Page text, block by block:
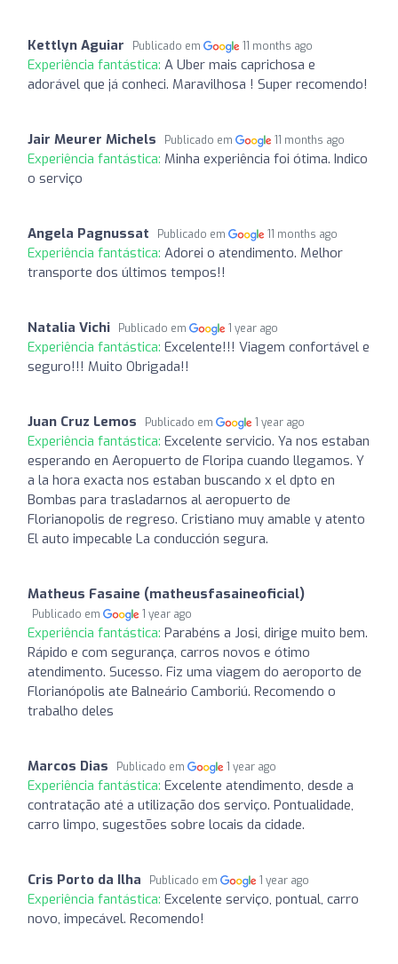
Kettlyn Aguiar Publicado em 11 months ago
Experiência fantástica: A Uber mais caprichosa e
adorável que já conheci. Maravilhosa ! Super recomendo!
Jair Meurer Michels Publicado em 11 months ago
Experiência fantástica: Minha experiência foi ótima. Indico
o serviço
Angela Pagnussat Publicado em 11 months ago
Experiência fantástica: Adorei o atendimento. Melhor
transporte dos últimos tempos!!
Natalia Vichi Publicado em 1 year ago
Experiência fantástica: Excelente!!! Viagem confortável e
seguro!!! Muito Obrigada!!
Juan Cruz Lemos Publicado em 1 year ago
Experiência fantástica: Excelente servicio. Ya nos estaban
esperando en Aeropuerto de Floripa cuando llegamos. Y
a la hora exacta nos estaban buscando x el dpto en
Bombas para trasladarnos al aeropuerto de
Florianopolis de regreso. Cristiano muy amable y atento
El auto impecable La conducción segura.
Matheus Fasaine (matheusfasaineoficial)
Publicado em 1 year ago
Experiência fantástica: Parabéns a Josi, dirige muito bem.
Rápido e com segurança, carros novos e ótimo
atendimento. Sucesso. Fiz uma viagem do aeroporto de
Florianópolis ate Balneário Camboriú. Recomendo o
trabalho deles
Marcos Dias Publicado em 1 year ago
Experiência fantástica: Excelente atendimento, desde a
contratação até a utilização dos serviço. Pontualidade,
carro limpo, sugestões sobre locais da cidade.
Cris Porto da Ilha Publicado em 1 year ago
Experiência fantástica: Excelente serviço, pontual, carro
novo, impecável. Recomendo!